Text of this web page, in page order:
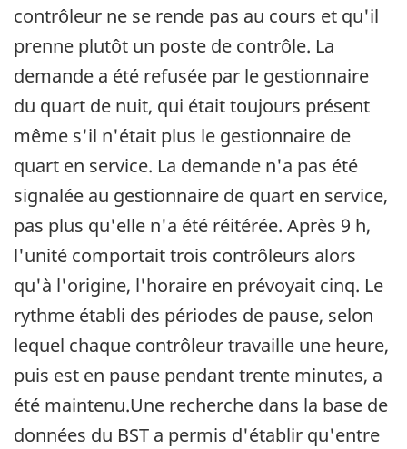
contrôleur ne se rende pas au cours et qu'il
prenne plutôt un poste de contrôle. La
demande a été refusée par le gestionnaire
du quart de nuit, qui était toujours présent
même s'il n'était plus le gestionnaire de
quart en service. La demande n'a pas été
signalée au gestionnaire de quart en service,
pas plus qu'elle n'a été réitérée. Après 9 h,
l'unité comportait trois contrôleurs alors
qu'à l'origine, l'horaire en prévoyait cinq. Le
rythme établi des périodes de pause, selon
lequel chaque contrôleur travaille une heure,
puis est en pause pendant trente minutes, a
été maintenu.Une recherche dans la base de
données du BST a permis d'établir qu'entre